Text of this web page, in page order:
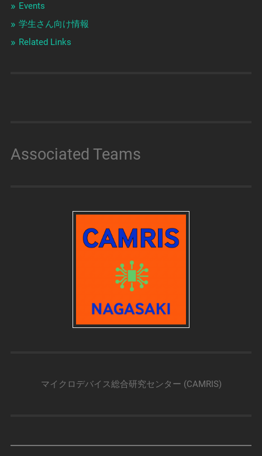
Events
学生さん向け情報
Related Links
Associated Teams
マイクロデバイス総合研究センター (CAMRIS)